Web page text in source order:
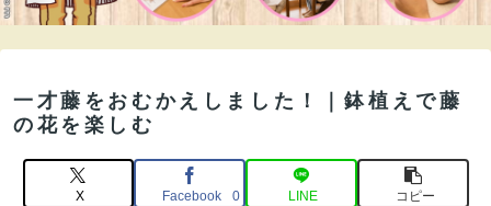
一才藤をおむかえしました！｜鉢植えで藤
の花を楽しむ
X Facebook 0 LINE コピー